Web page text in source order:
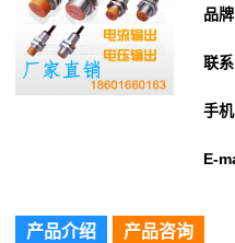
品牌
联
手机
E-
产品介绍 产品咨询